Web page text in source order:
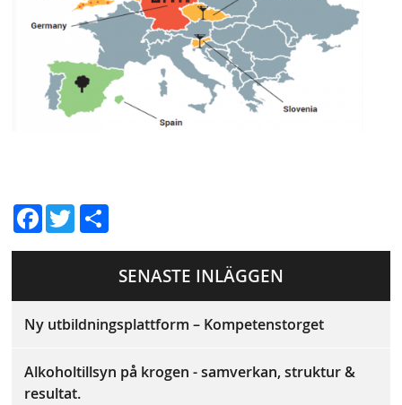
Fac
ebo
Twit
ter
el
a
SENASTE INLÄGGEN
Ny utbildningsplattform – Kompetenstorget
Alkoholtillsyn på krogen - samverkan, struktur &
resultat.